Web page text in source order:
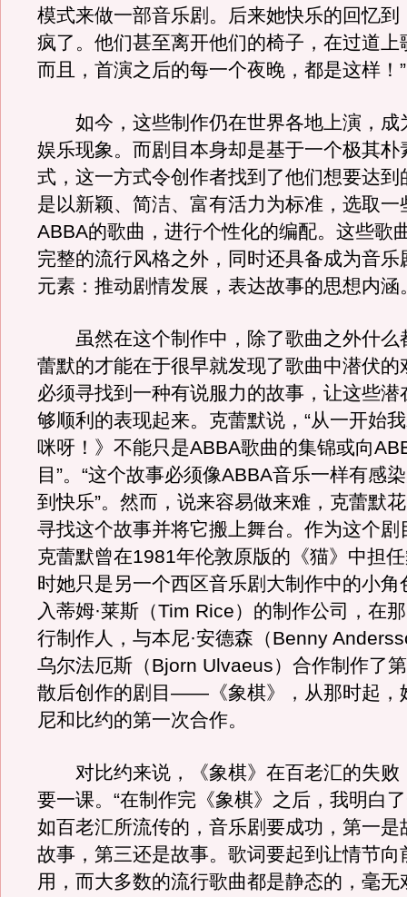
模式来做一部音乐剧。后来她快乐的回忆到
疯了。他们甚至离开他们的椅子，在过道上
而且，首演之后的每一个夜晚，都是这样！”
如今，这些制作仍在世界各地上演，成
娱乐现象。而剧目本身却是基于一个极其朴
式，这一方式令创作者找到了他们想要达到
是以新颖、简洁、富有活力为标准，选取一
ABBA的歌曲，进行个性化的编配。这些歌
完整的流行风格之外，同时还具备成为音乐
元素：推动剧情发展，表达故事的思想内涵
虽然在这个制作中，除了歌曲之外什么
蕾默的才能在于很早就发现了歌曲中潜伏的
必须寻找到一种有说服力的故事，让这些潜
够顺利的表现起来。克蕾默说，“从一开始
咪呀！》不能只是ABBA歌曲的集锦或向
目”。“这个故事必须像ABBA音乐一样有感
到快乐”。然而，说来容易做来难，克蕾默
寻找这个故事并将它搬上舞台。作为这个剧
克蕾默曾在1981年伦敦原版的《猫》中担
时她只是另一个西区音乐剧大制作中的小角
入蒂姆·莱斯（Tim Rice）的制作公司，在
行制作人，与本尼·安德森（Benny
乌尔法厄斯（Bjorn Ulvaeus）合作制作了
散后创作的剧目――《象棋》，从那时起，
尼和比约的第一次合作。
对比约来说，《象棋》在百老汇的失败
要一课。“在制作完《象棋》之后，我明白
如百老汇所流传的，音乐剧要成功，第一是
故事，第三还是故事。歌词要起到让情节向
用，而大多数的流行歌曲都是静态的，毫无